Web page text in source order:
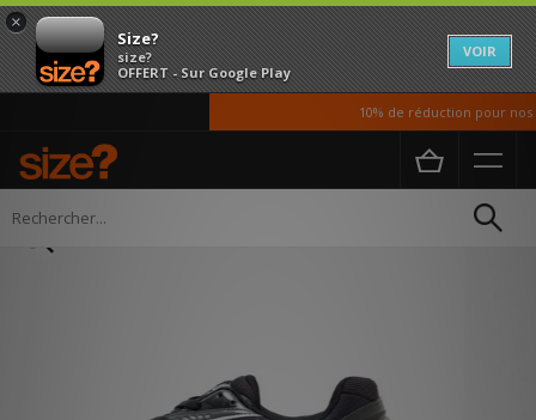
×
Size?
size?
OFFERT - Sur Google Play
VOIR
10% de réduction pour nos
Accueil Homme